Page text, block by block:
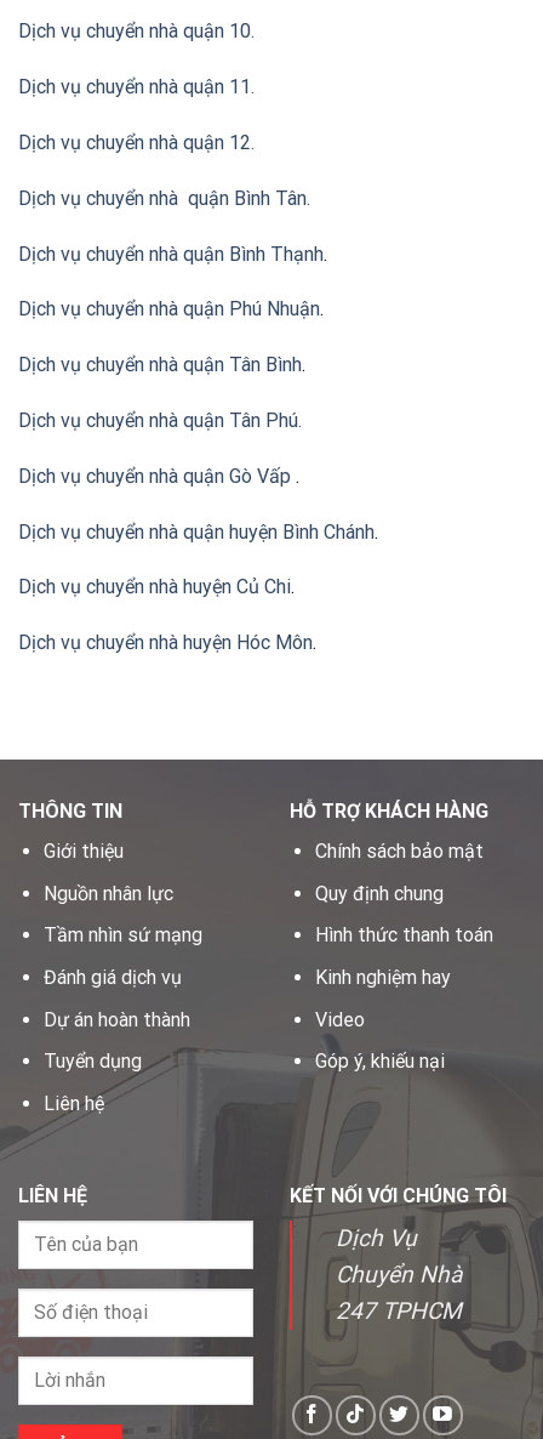
Dịch vụ chuyển nhà quận 10.
Dịch vụ chuyển nhà quận 11.
Dịch vụ chuyển nhà quận 12.
Dịch vụ chuyển nhà quận Bình Tân.
Dịch vụ chuyển nhà quận Bình Thạnh.
Dịch vụ chuyển nhà quận Phú Nhuận.
Dịch vụ chuyển nhà quận Tân Bình.
Dịch vụ chuyển nhà quận Tân Phú.
Dịch vụ chuyển nhà quận Gò Vấp .
Dịch vụ chuyển nhà quận huyện Bình Chánh.
Dịch vụ chuyển nhà huyện Củ Chi.
Dịch vụ chuyển nhà huyện Hóc Môn.
THÔNG TIN
Giới thiệu
Nguồn nhân lực
Tầm nhìn sứ mạng
Đánh giá dịch vụ
Dự án hoàn thành
Tuyển dụng
Liên hệ
HỖ TRỢ KHÁCH HÀNG
Chính sách bảo mật
Quy định chung
Hình thức thanh toán
Kinh nghiệm hay
Video
Góp ý, khiếu nại
LIÊN HỆ KẾT NỐI VỚI CHÚNG TÔI
Dịch Vụ
Chuyển Nhà
247 TPHCM